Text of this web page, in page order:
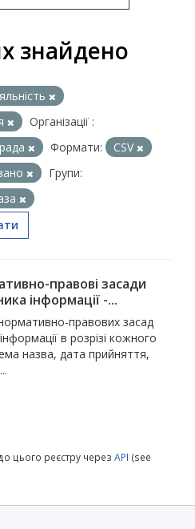
знайдено
Організації :
Формати:
CSV
Групи:
правові засади
інформації -...
правових засад
в розрізі кожного
назва, дата прийняття,
цього реєстру через API (see